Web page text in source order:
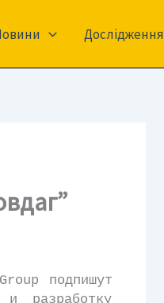
Дослідження
подпишут
разработку